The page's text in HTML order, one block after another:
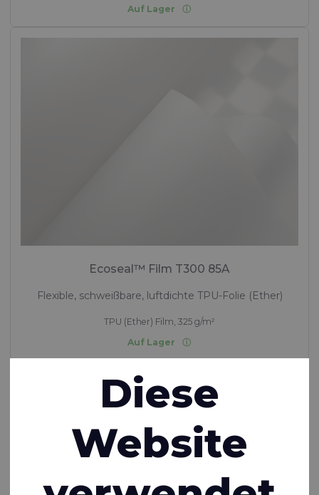
Auf Lager
Ecoseal™ Film T300 85A
Flexible, schweißbare, luftdichte TPU-Folie (Ether)
TPU (Ether) Film, 325 g/m²
Auf Lager
Diese
Website